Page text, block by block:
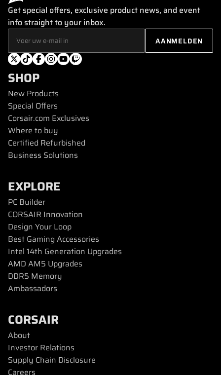
Get special offers, exclusive product news, and event
info straight to your inbox.
SHOP
New Products
Special Offers
Corsair.com Exclusives
Where to buy
Certified Refurbished
Business Solutions
EXPLORE
PC Builder
CORSAIR Innovation
Design Your Loop
Best Gaming Accessories
Intel 14th Generation Upgrades
AMD AM5 Upgrades
DDR5 Memory
Ambassadors
CORSAIR
About
Investor Relations
Supply Chain Disclosure
Careers